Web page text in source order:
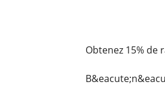
Obtenez 15%